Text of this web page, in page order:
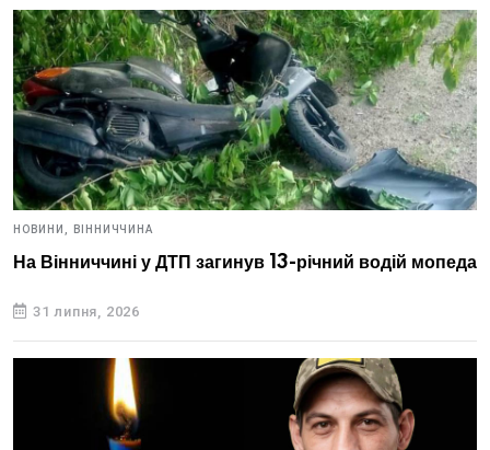
НОВИНИ, ВІННИЧЧИНА
На Вінниччині у ДТП загинув 13-річний водій мопеда
31 липня, 2026